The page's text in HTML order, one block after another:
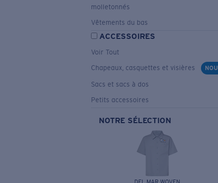
molletonnés
Vêtements du bas
ACCESSOIRES
Voir Tout
Chapeaux, casquettes et visières
Sacs et sacs à dos
Petits accessoires
NOTRE SÉLECTION